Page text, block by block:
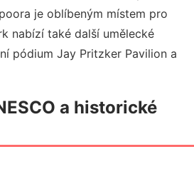
je oblíbeným místem pro
nabízí také další umělecké
pódium Jay Pritzker Pavilion a
a historické